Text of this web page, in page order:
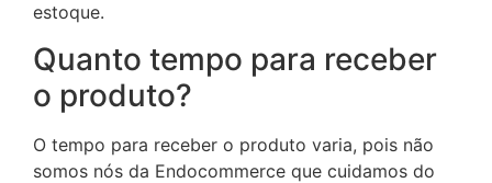
estoque.
Quanto tempo para receber
o produto?
O tempo para receber o produto varia, pois não
somos nós da Endocommerce que cuidamos do